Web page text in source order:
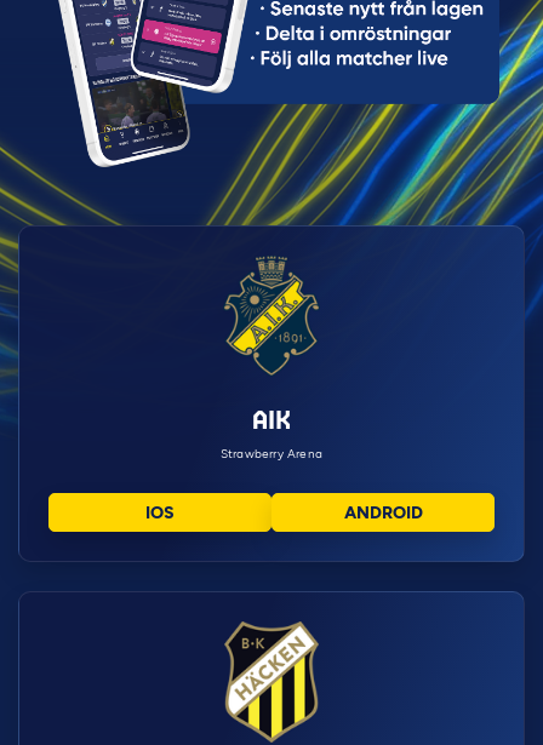
AIK
Strawberry Arena
IOS ANDROID